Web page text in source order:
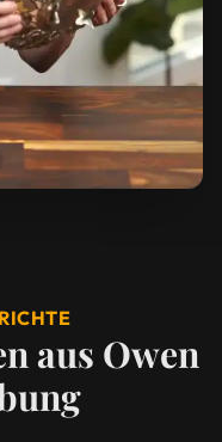
aus Owen